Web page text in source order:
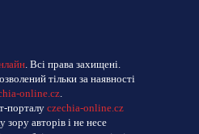
. Всі права захищені.
тільки за наявності
online.cz.
порталуczechia-online.cz
зору авторів і не несе